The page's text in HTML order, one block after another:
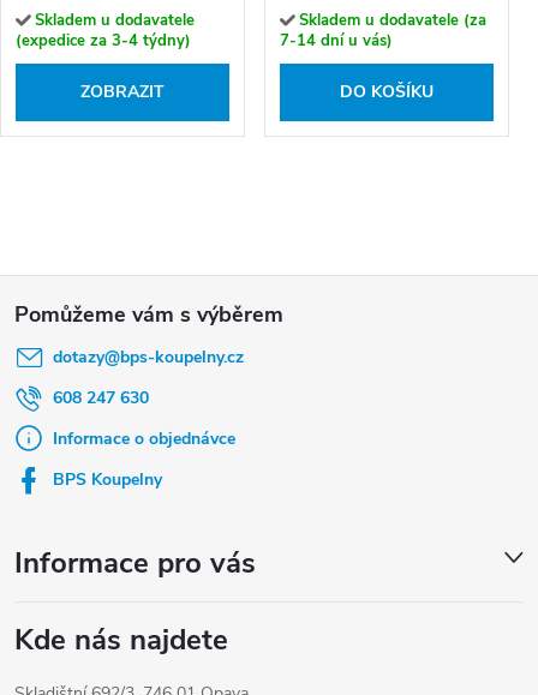
Skladem u dodavatele
(expedice za 3-4 týdny)
ZOBRAZIT
Skladem u dodavatele (za
7-14 dní u vás)
DO KOŠÍKU
dotazy@bps-koupelny.cz
608 247 630
Informace o objednávce
BPS Koupelny
Informace pro vás
Kde nás najdete